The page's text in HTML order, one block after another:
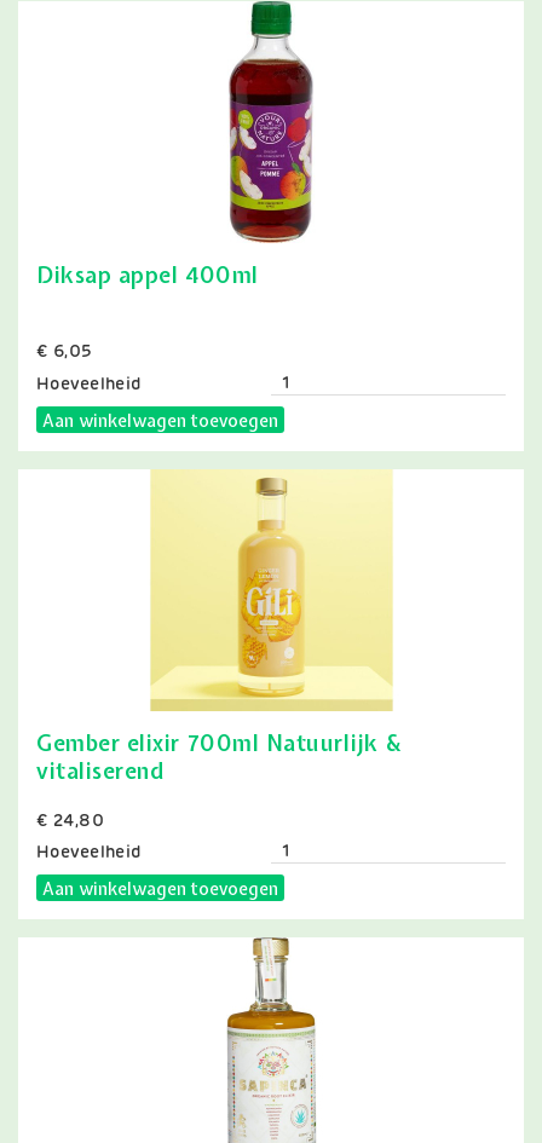
Diksap appel 400ml
Prijs
€ 6,05
Hoeveelheid
Aan winkelwagen toevoegen
Gember elixir 700ml Natuurlijk &
vitaliserend
Prijs
€ 24,80
Hoeveelheid
Aan winkelwagen toevoegen